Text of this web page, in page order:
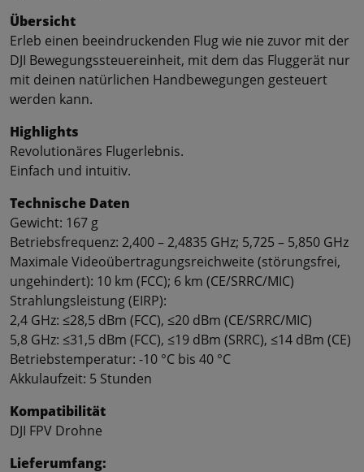
Übersicht
Erleb einen beeindruckenden Flug wie nie zuvor mit der
DJI Bewegungssteuereinheit, mit dem das Fluggerät nur
mit deinen natürlichen Handbewegungen gesteuert
werden kann.
Highlights
Revolutionäres Flugerlebnis.
Einfach und intuitiv.
Technische Daten
Gewicht: 167 g
Betriebsfrequenz: 2,400 – 2,4835 GHz; 5,725 – 5,850 GHz
Maximale Videoübertragungsreichweite (störungsfrei,
ungehindert): 10 km (FCC); 6 km (CE/SRRC/MIC)
Strahlungsleistung (EIRP):
2,4 GHz: ≤28,5 dBm (FCC), ≤20 dBm (CE/SRRC/MIC)
5,8 GHz: ≤31,5 dBm (FCC), ≤19 dBm (SRRC), ≤14 dBm (CE)
Betriebstemperatur: -10 °C bis 40 °C
Akkulaufzeit: 5 Stunden
Kompatibilität
DJI FPV Drohne
Lieferumfang: